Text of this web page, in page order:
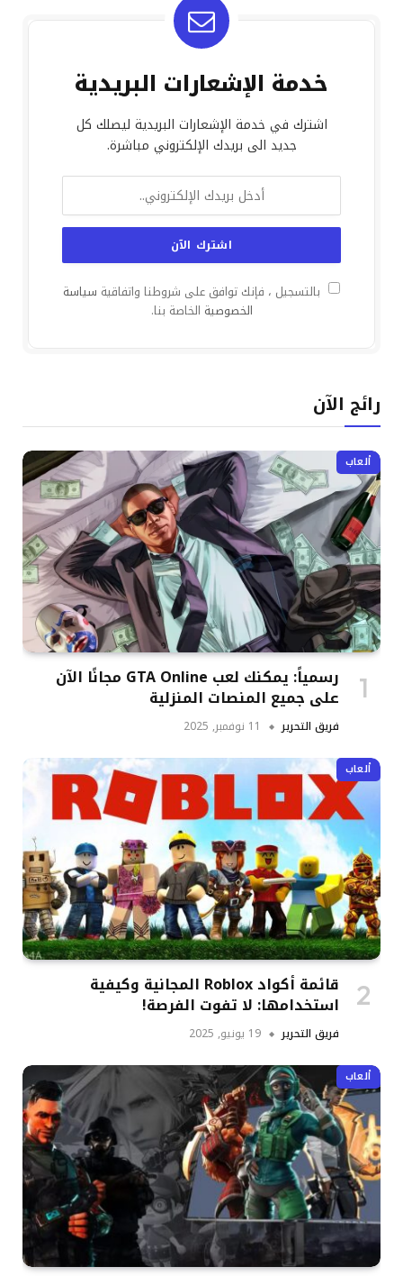
خدمة الإشعارات البريدية
اشترك في خدمة الإشعارات البريدية ليصلك كل
جديد الى بريدك الإلكتروني مباشرة.
بالتسجيل ، فإنك توافق على شروطنا واتفاقية سياسة
الخصوصية الخاصة بنا.
رائج الآن
ألعاب
رسمياً: يمكنك لعب GTA Online مجانًا الآن
على جميع المنصات المنزلية
فريق التحرير 11 نوفمبر, 2025
ألعاب
قائمة أكواد Roblox المجانية وكيفية
استخدامها: لا تفوت الفرصة!
فريق التحرير 19 يونيو, 2025
ألعاب